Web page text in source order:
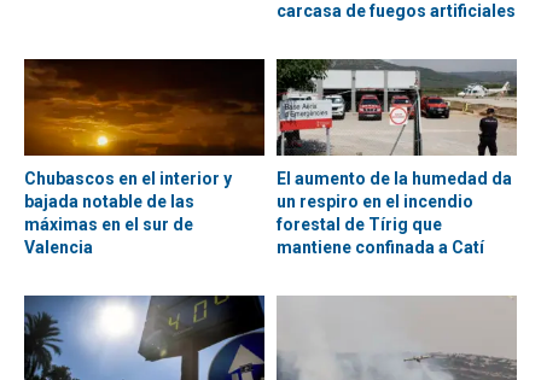
carcasa de fuegos artificiales
Chubascos en el interior y
bajada notable de las
máximas en el sur de
Valencia
El aumento de la humedad da
un respiro en el incendio
forestal de Tírig que
mantiene confinada a Catí